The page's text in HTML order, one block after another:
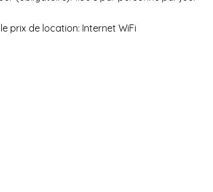
prix de location: Internet WiFi